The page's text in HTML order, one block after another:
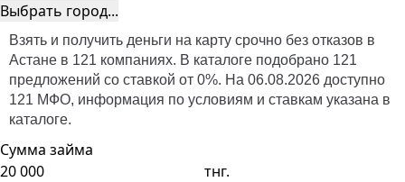
Выбрать город...
Взять и получить деньги на карту срочно без отказов в
Астане в 121 компаниях. В каталоге подобрано 121
предложений со ставкой от 0%. На 06.08.2026 доступно
121 МФО, информация по условиям и ставкам указана в
каталоге.
Сумма займа
тнг.